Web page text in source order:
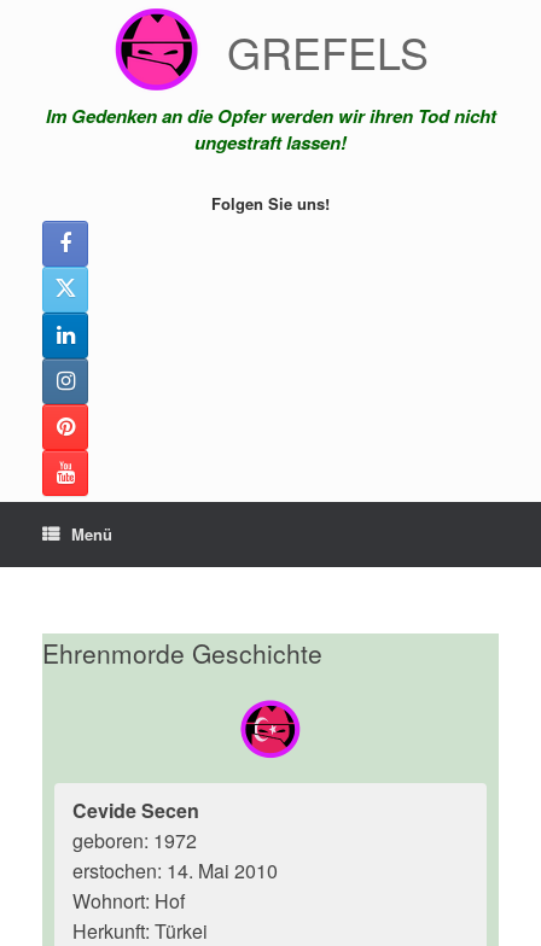
GREFELS
Im Gedenken an die Opfer werden wir ihren Tod nicht
ungestraft lassen!
Folgen Sie uns!
Menü
Ehrenmorde Geschichte
Cevide Secen
geboren: 1972
erstochen: 14. Mai 2010
Wohnort: Hof
Herkunft: Türkei